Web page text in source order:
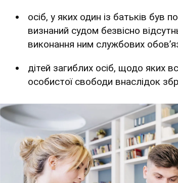
осіб, у яких один із батьків був
визнаний судом безвісно
виконання ним службових
дітей загиблих осіб, щодо яких
особистої свободи внаслідок